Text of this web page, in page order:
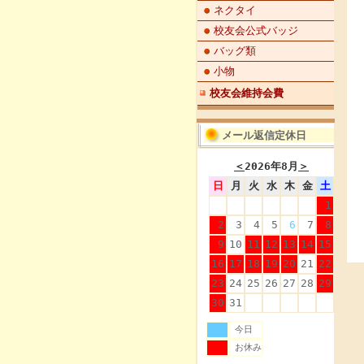
ネクタイ
校友会公式バッジ
バッグ類
小物
校友会維持会費
メール返信定休日
＜2026年8月 ＞
日
月 火 水 木 金
土
1
2
3 4 5 6 7
8
9 10 11 12 13 14 15
16 17 18 19 20 21 22
23 24 25 26 27 28 29
30 31
今日
お休み